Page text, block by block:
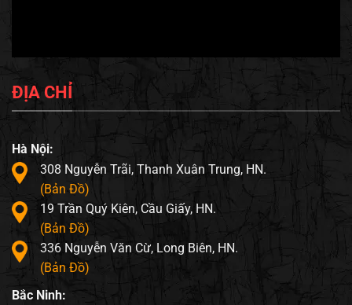
ĐỊA CHỈ
Hà Nội:
308 Nguyễn Trãi, Thanh Xuân Trung, HN.
(Bản Đồ)
19 Trần Quý Kiên, Cầu Giấy, HN.
(Bản Đồ)
336 Nguyễn Văn Cừ, Long Biên, HN.
(Bản Đồ)
Bắc Ninh: